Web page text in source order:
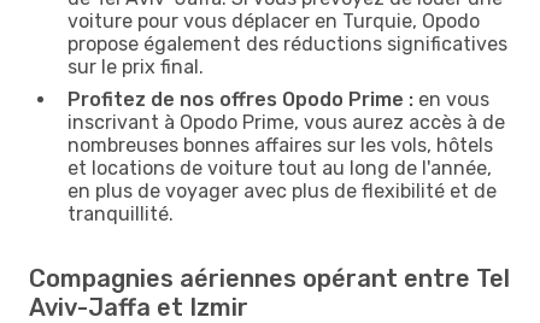
voiture pour vous déplacer en Turquie, Opodo
propose également des réductions significatives
sur le prix final.
Profitez de nos offres Opodo Prime : en vous
inscrivant à Opodo Prime, vous aurez accès à de
nombreuses bonnes affaires sur les vols, hôtels
et locations de voiture tout au long de l'année,
en plus de voyager avec plus de flexibilité et de
tranquillité.
Compagnies aériennes opérant entre Tel
Aviv-Jaffa et Izmir